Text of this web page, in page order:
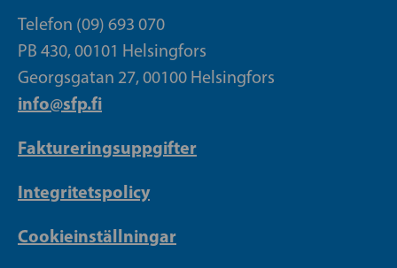
Telefon (09) 693 070
PB 430, 00101 Helsingfors
Georgsgatan 27, 00100 Helsingfors
info@sfp.fi
Faktureringsuppgifter
Integritetspolicy
Cookieinställningar